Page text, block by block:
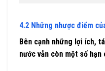
4.2 Những nhược điểm
Bên cạnh những lợi ích,
nước vẫn còn một số hạn